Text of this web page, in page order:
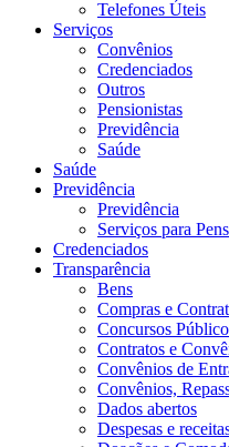
Telefones Úteis
Serviços
Convênios
Credenciados
Outros
Pensionistas
Previdência
Saúde
Saúde
Previdência
Previdência
Serviços para
Credenciados
Transparência
Bens
Compras e
Concursos
Contratos e
Convênios de
Convênios,
Dados abertos
Despesas e